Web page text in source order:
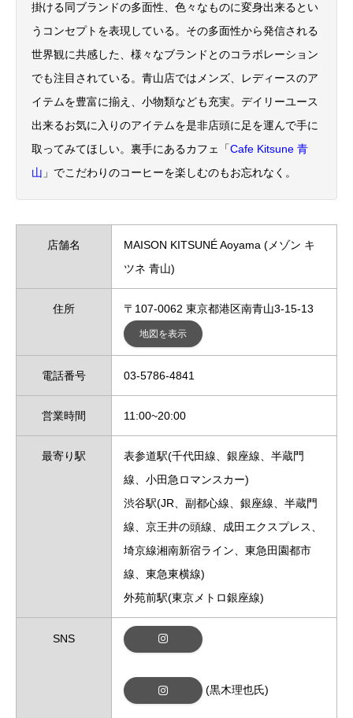
掛ける同ブランドの多面性、色々なものに変身出来るとい
うコンセプトを表現している。その多面性から発信される
世界観に共感した、様々なブランドとのコラボレーション
でも注目されている。青山店ではメンズ、レディースのア
イテムを豊富に揃え、小物類なども充実。デイリーユース
出来るお気に入りのアイテムを是非店頭に足を運んで手に
取ってみてほしい。裏手にあるカフェ「Cafe Kitsune 青
山 」でこだわりのコーヒーを楽しむのもお忘れなく。
店舗名
MAISON KITSUNÉ Aoyama (メゾン キ
ツネ 青山)
住所 〒107-0062 東京都港区南青山3-15-13
地図を表示
電話番号 03-5786-4841
営業時間 11:00~20:00
最寄り駅
表参道駅(千代田線、銀座線、半蔵門
線、小田急ロマンスカー)
渋谷駅(JR、副都心線、銀座線、半蔵門
線、京王井の頭線、成田エクスプレス、
埼京線湘南新宿ライン、東急田園都市
線、東急東横線)
外苑前駅(東京メトロ銀座線)
SNS
(黒木理也氏)